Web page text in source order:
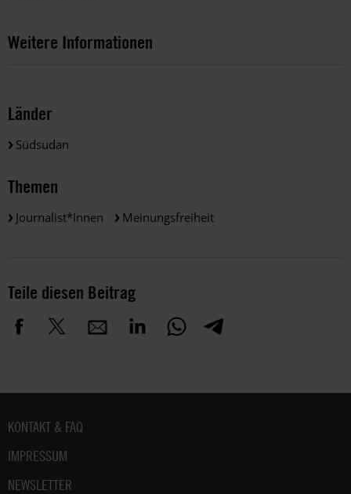
Weitere Informationen
Länder
Südsudan
Themen
Journalist*innen Meinungsfreiheit
Teile diesen Beitrag
Fußbereich
KONTAKT & FAQ
IMPRESSUM
NEWSLETTER